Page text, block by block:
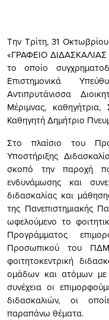
Την Τρίτη, 31
«ΓΡΑΦΕΙΟ
το οποίο
Επιστημονικά
Αντιπρυτάνισσα
Μέριμνας,
Καθηγητή Δημήτριο
Στο πλαίσιο του
Υποστήριξης
σκοπό την παροχή
ενδυνάμωσης και
διδασκαλίας και
της Πανεπιστημιακής
ωφελούμενο το
Προγράμματος
Προσωπικού του
φοιτητοκεντρική
ομάδων και ατόμων με
συνέχεια οι
διδασκαλιών, οι
παραπάνω θέματα.